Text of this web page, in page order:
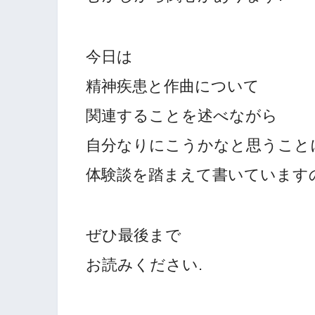
今日は
精神疾患と作曲について
関連することを述べながら
自分なりにこうかなと思うこと
体験談を踏まえて書いています
ぜひ最後まで
お読みください.